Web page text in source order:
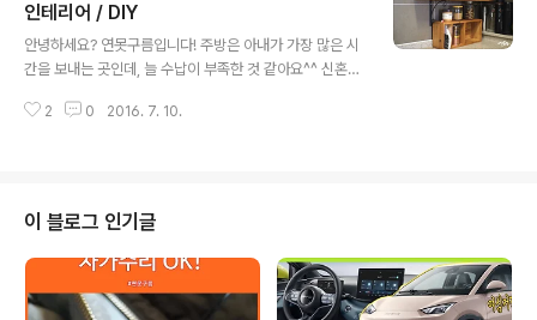
하는 요령에 대해서 알려드려요. ​ 제습기만 잘 활용하더라
도 불쾌지수가 높고 무더운 여름! 실내를 쾌적하게 유지할
수 있습니다. 습도가 높은 여름&장마철에는 의류,신발,서
재,생활용품,가구 등이 눅눅해 지고, 높은 습도를 좋아하는
곰팡이와 세균이 서식하기에 좋은 환경을 제공하기 때문에
인테리어 / DIY
안녕하세요? 연못구름입니다! 주방은 아내가 가장 많은 시
간을 보내는 곳인데, 늘 수납이 부족한 것 같아요^^ 신혼초
으로 이사를 했는데 역시 공간이 부족하다고 생각되는 것
없을까? 올해는 둘째아이가 초등학교에 입학하면서 셀프
인테리어를 많이 한 것 같습니다. 특히 선반작업은^^ 연못
구름처럼 실력없는 사람이라도 쉽게 할 수 있고, 죽은 공간
활용도를 높여주기 때문에 적극적으로 추천해 드리고 싶은
셀프인테리어예요! # 올해 했었던 선반 셀프인테리어를 모
2 0 2016. 7. 10.
이 블로그 인기글